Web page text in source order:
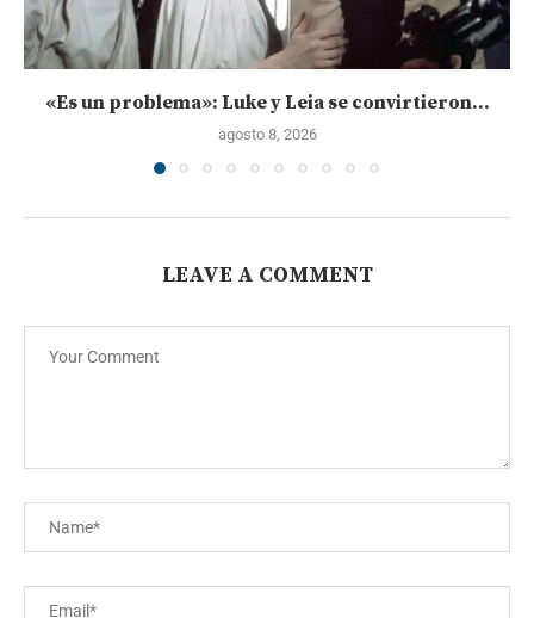
«Es un problema»: Luke y Leia se convirtieron...
agosto 8, 2026
LEAVE A COMMENT